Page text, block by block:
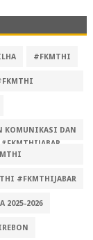
#FKMTHI
KOMUNIKASI DAN
#FKMTHIJABAR
2025-2026